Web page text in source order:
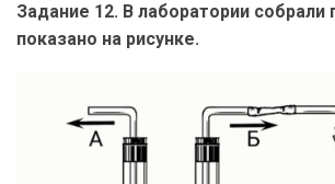
Задание 12. В лаборатории собрали
показано на рисунке.